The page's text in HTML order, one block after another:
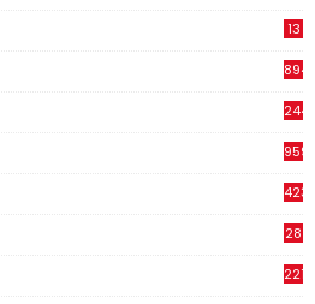
13
894
244
959
423
28
2210